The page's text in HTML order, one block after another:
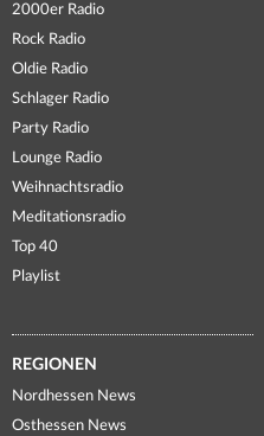
2000er Radio
Rock Radio
Oldie Radio
Schlager Radio
Party Radio
Lounge Radio
Weihnachtsradio
Meditationsradio
Top 40
Playlist
REGIONEN
Nordhessen News
Osthessen News